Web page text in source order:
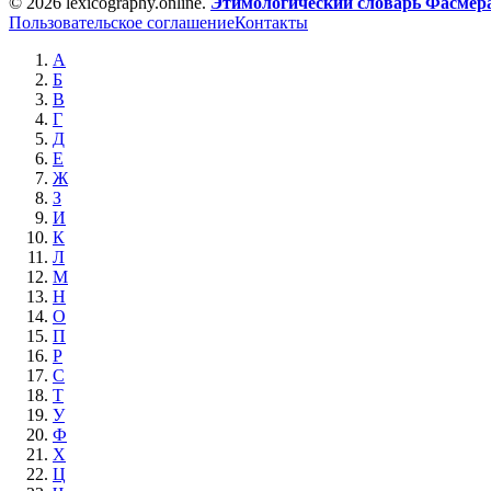
Пользовательское соглашениеКонтакты
А
Б
В
Г
Д
Е
Ж
З
И
К
Л
М
Н
О
П
Р
С
Т
У
Ф
Х
Ц